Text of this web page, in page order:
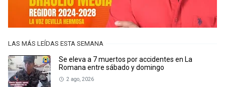
LAS MÁS LEÍDAS ESTA SEMANA
Se eleva a 7 muertos por accidentes en La
Romana entre sábado y domingo
2 ago, 2026